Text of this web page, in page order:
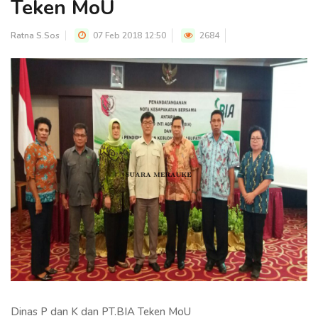
Teken MoU
Ratna S.Sos 07 Feb 2018 12:50 2684
Dinas P dan K dan PT.BIA Teken MoU